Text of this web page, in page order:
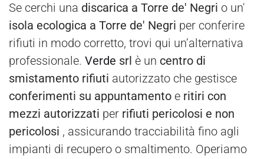
Se cerchi una discarica a Torre de' Negri o un'
isola ecologica a Torre de' Negri per conferire
rifiuti in modo corretto, trovi qui un’alternativa
professionale. Verde srl è un centro di
smistamento rifiuti autorizzato che gestisce
conferimenti su appuntamento e ritiri con
mezzi autorizzati per rifiuti pericolosi e non
pericolosi , assicurando tracciabilità fino agli
impianti di recupero o smaltimento. Operiamo